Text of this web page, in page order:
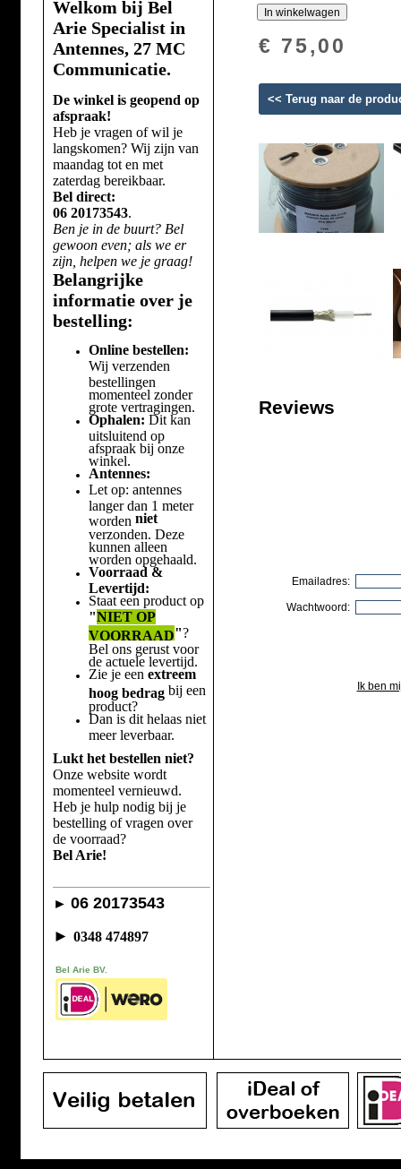
Welkom bij Bel
Arie Specialist in
Antennes, 27 MC
Communicatie.
De winkel is geopend op
afspraak!
Heb je vragen of wil je
langskomen? Wij zijn van
maandag tot en met
zaterdag bereikbaar.
Bel direct:
06 20173543.
Ben je in de buurt? Bel
gewoon even; als we er
zijn, helpen we je graag!
Belangrijke
informatie over je
bestelling:
Online bestellen:
Wij verzenden
bestellingen
momenteel zonder
grote vertragingen.
Ophalen: Dit kan
uitsluitend op
afspraak bij onze
winkel.
Antennes:
Let op: antennes
langer dan 1 meter
worden niet
verzonden. Deze
kunnen alleen
worden opgehaald.
Voorraad &
Levertijd:
Staat een product op
"NIET OP
VOORRAAD"?
Bel ons gerust voor
de actuele levertijd.
Zie je een extreem
hoog bedragbij een
product?
Dan is dit helaas niet
meer leverbaar.
Lukt het bestellen niet?
Onze website wordt
momenteel vernieuwd.
Heb je hulp nodig bij je
bestelling of vragen over
de voorraad?
Bel Arie!
► 06 20173543
► 0348 474897
Bel Arie BV.
€ 75,00
<< Terug naar de
Reviews
Emailadres:
Wachtwoord:
Ik ben